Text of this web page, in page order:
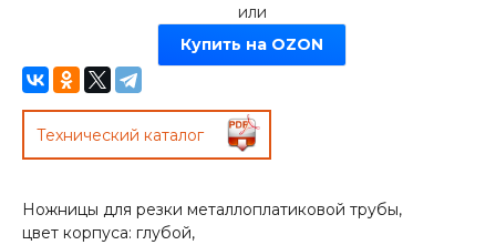
или
Купить на OZON
Технический каталог
Ножницы для резки металлоплатиковой трубы,
цвет корпуса: глубой,